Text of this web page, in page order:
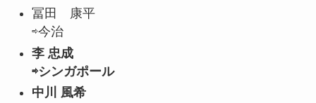
冨田 康平
⇨今治
李 忠成
⇨シンガポール
中川 風希